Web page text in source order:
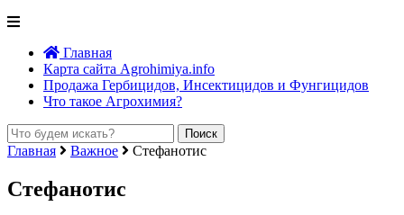
Главная
Карта сайта Agrohimiya.info
Продажа Гербицидов, Инсектицидов и Фунгицидов
Что такое Агрохимия?
Главная Важное Стефанотис
Стефанотис